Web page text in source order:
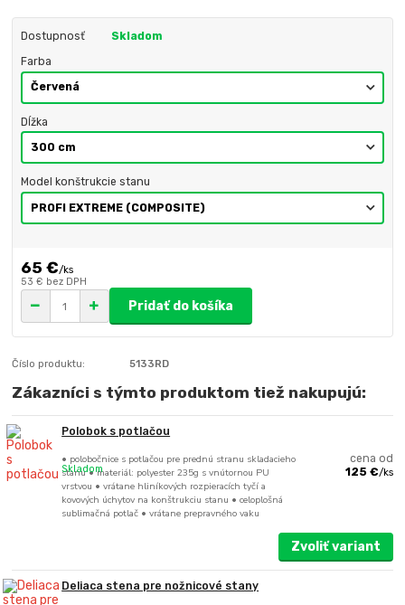
Dostupnosť Skladom
Farba
Dĺžka
Model konštrukcie stanu
65 €/ks
53 € bez DPH
Pridať do košíka
Číslo produktu: 5133RD
Zákazníci s týmto produktom tiež nakupujú:
Polobok s potlačou
• polobočnice s potlačou pre prednú stranu skladacieho
stanu • materiál: polyester 235g s vnútornou PU
vrstvou • vrátane hliníkových rozpieracích tyčí a
kovových úchytov na konštrukciu stanu • celoplošná
sublimačná potlač • vrátane prepravného vaku
cena od
125 €/ks
Skladom
Zvoliť variant
Deliaca stena pre nožnicové stany